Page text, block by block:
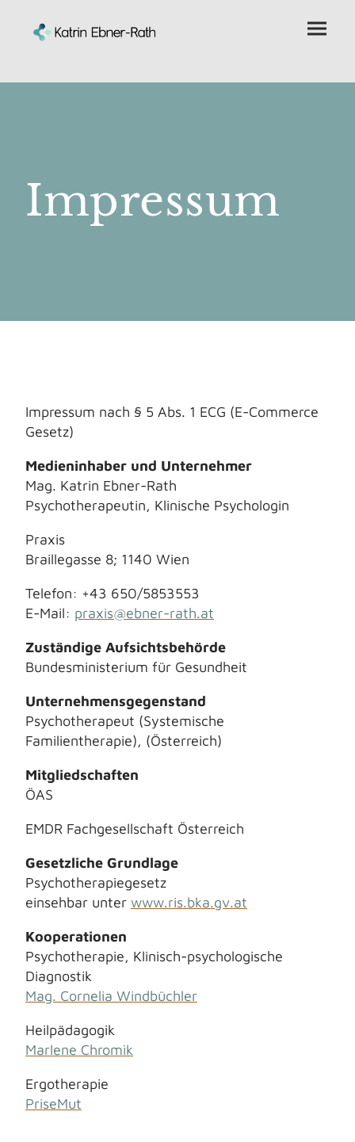
Impressum
Impressum nach § 5 Abs. 1 ECG (E-Commerce
Gesetz)
Medieninhaber und Unternehmer
Mag. Katrin Ebner-Rath
Psychotherapeutin, Klinische Psychologin
Praxis
Braillegasse 8; 1140 Wien
Telefon: +43 650/5853553
E-Mail: praxis@ebner-rath.at
Zuständige Aufsichtsbehörde
Bundesministerium für Gesundheit
Unternehmensgegenstand
Psychotherapeut (Systemische
Familientherapie), (Österreich)
Mitgliedschaften
ÖAS
EMDR Fachgesellschaft Österreich
Gesetzliche Grundlage
Psychotherapiegesetz
einsehbar unter www.ris.bka.gv.at
Kooperationen
Psychotherapie, Klinisch-psychologische
Diagnostik
Mag. Cornelia Windbüchler
Heilpädagogik
Marlene Chromik
Ergotherapie
PriseMut